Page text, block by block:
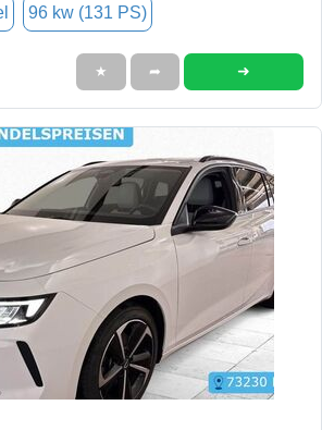
96 kw (131 PS)
★ ➦ ➜